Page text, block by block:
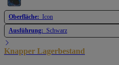
Oberfläche: Icon
Ausführung: Schwarz
Knapper Lagerbestand